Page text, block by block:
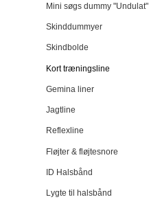
Mini søgs dummy "Undulat"
Skinddummyer
Skindbolde
Kort træningsline
Gemina liner
Jagtline
Reflexline
Fløjter & fløjtesnore
ID Halsbånd
Lygte til halsbånd